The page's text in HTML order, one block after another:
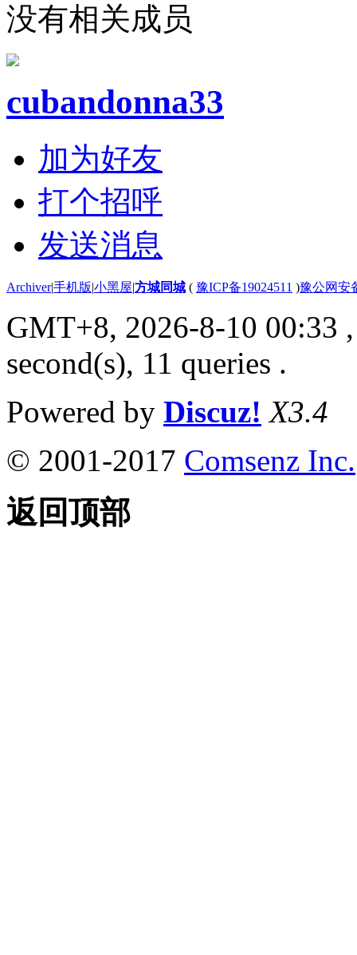
没有相关成员
cubandonna33
加为好友
打个招呼
发送消息
Archiver|手机版|小黑屋|方城同城 ( 豫ICP备19024511 )豫公网安
GMT+8, 2026-8-10 00:33
second(s), 11 queries .
Powered by Discuz! X3.4
© 2001-2017 Comsenz Inc.
返回顶部